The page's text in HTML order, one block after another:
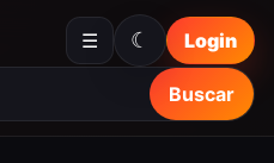
☰
Buscar
Login
☾